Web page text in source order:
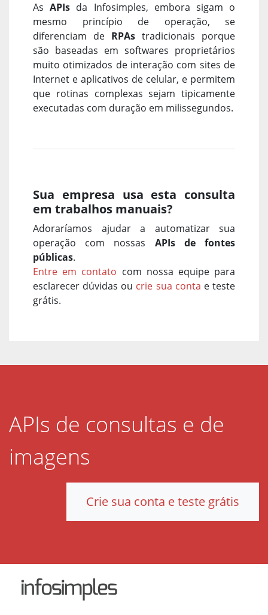
AsAPIs da Infosimples, embora sigam o
mesmo princípio de operação, se
diferenciam de RPAs tradicionais porque
são baseadas em softwares proprietários
muito otimizados de interação com sites de
Internet e aplicativos de celular, e permitem
que rotinas complexas sejam tipicamente
executadas com duração em milissegundos.
Sua empresa usa esta consulta
em trabalhos manuais?
Adoraríamos ajudar a automatizar sua
operação com nossas APIs de fontes
públicas.
Entre em contato com nossa equipe para
esclarecer dúvidas ou crie sua conta e teste
grátis.
APIs de consultas e de
imagens
Crie sua conta e teste grátis